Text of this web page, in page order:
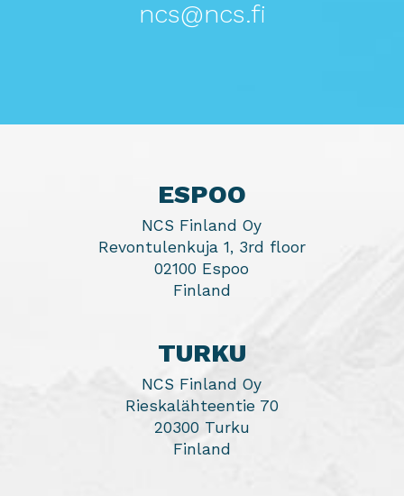
ncs@ncs.fi
ESPOO
NCS Finland Oy
Revontulenkuja 1, 3rd floor
02100 Espoo
Finland
TURKU
NCS Finland Oy
Rieskalähteentie 70
20300 Turku
Finland